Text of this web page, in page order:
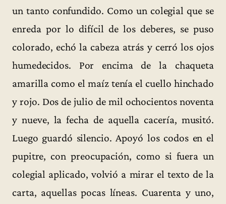
un tanto confundido. Como un colegial que se
enreda por lo difícil de los deberes, se puso
colorado, echó la cabeza atrás y cerró los ojos
humedecidos. Por encima de la chaqueta
amarilla como el maíz tenía el cuello hinchado
y rojo. Dos de julio de mil ochocientos noventa
y nueve, la fecha de aquella cacería, musitó.
Luego guardó silencio. Apoyó los codos en el
pupitre, con preocupación, como si fuera un
colegial aplicado, volvió a mirar el texto de la
carta, aquellas pocas líneas. Cuarenta y uno,